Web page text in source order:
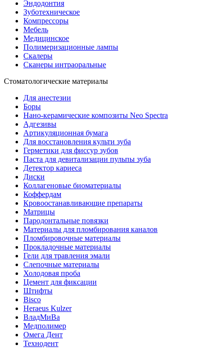
Эндодонтия
Зуботехническое
Компрессоры
Мебель
Медицинское
Полимеризационные лампы
Скалеры
Сканеры интраоральные
Стоматологические материалы
Для анестезии
Боры
Нано-керамические композиты Neo Spectra
Адгезивы
Артикуляционная бумага
Для восстановления культи зуба
Герметики для фиссур зубов
Паста для девитализации пульпы зуба
Детектор кариеса
Диски
Коллагеновые биоматериалы
Коффердам
Кровоостанавливающие препараты
Матрицы
Пародонтальные повязки
Материалы для пломбирования каналов
Пломбировочные материалы
Прокладочные материалы
Гели для травления эмали
Слепочные материалы
Холодовая проба
Цемент для фиксации
Штифты
Bisco
Heraeus Kulzer
ВладМиВа
Медполимер
Омега Дент
Технодент